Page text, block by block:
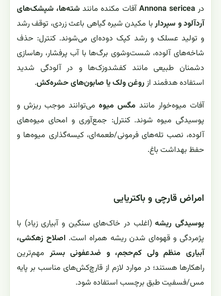
در Annona sericeaآفات مکنده مانند شته‌ها، شپشک‌های
آردآلود و سپرداربا مکیدن شیره گیاهی باعث زردی، توقف رشد
و تولید عسلک و رشد کپک دوده‌ای می‌شوند. کنترل: حذف
شاخه‌های آلوده، شست‌وشوی برگ‌ها با آب پرفشار، رهاسازی
دشمنان طبیعی مانند کفشدوزک‌ها و در آلودگی شدید
استفاده هدفمند ازروغن ولک یا صابون‌های حشره‌کش.
آفات میوه‌خوار مانند مگس میوهمی‌توانند موجب ریزش و
پوسیدگی میوه شوند. کنترل: جمع‌آوری و امحای میوه‌های
آلوده، نصب تله‌های فرمونی/طعمه‌ای، کیسه‌گذاری میوه‌ها و
حفظ بهداشت باغ.
امراض قارچی و باکتریایی
پوسیدگی ریشه(اغلب در خاک‌های سنگین و آبیاری زیاد) با
پژمردگی و قهوه‌ای شدن ریشه همراه است. اصلاح زهکشی،
آبیاری منظم ولی کم‌حجم، و ضدعفونی بسترمهم‌ترین
راهکارها هستند؛ در موارد لازم از قارچ‌کش‌های مناسب بر پایه
مس/فسفیت طبق برچسب استفاده شود.